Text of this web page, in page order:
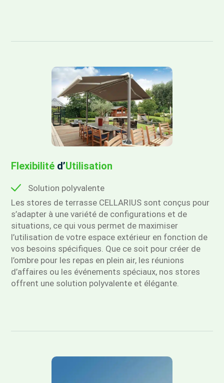
Flexibilité d’Utilisation
Solution polyvalente
Les stores de terrasse CELLARIUS sont conçus pour
s’adapter à une variété de configurations et de
situations, ce qui vous permet de maximiser
l’utilisation de votre espace extérieur en fonction de
vos besoins spécifiques. Que ce soit pour créer de
l’ombre pour les repas en plein air, les réunions
d’affaires ou les événements spéciaux, nos stores
offrent une solution polyvalente et élégante.